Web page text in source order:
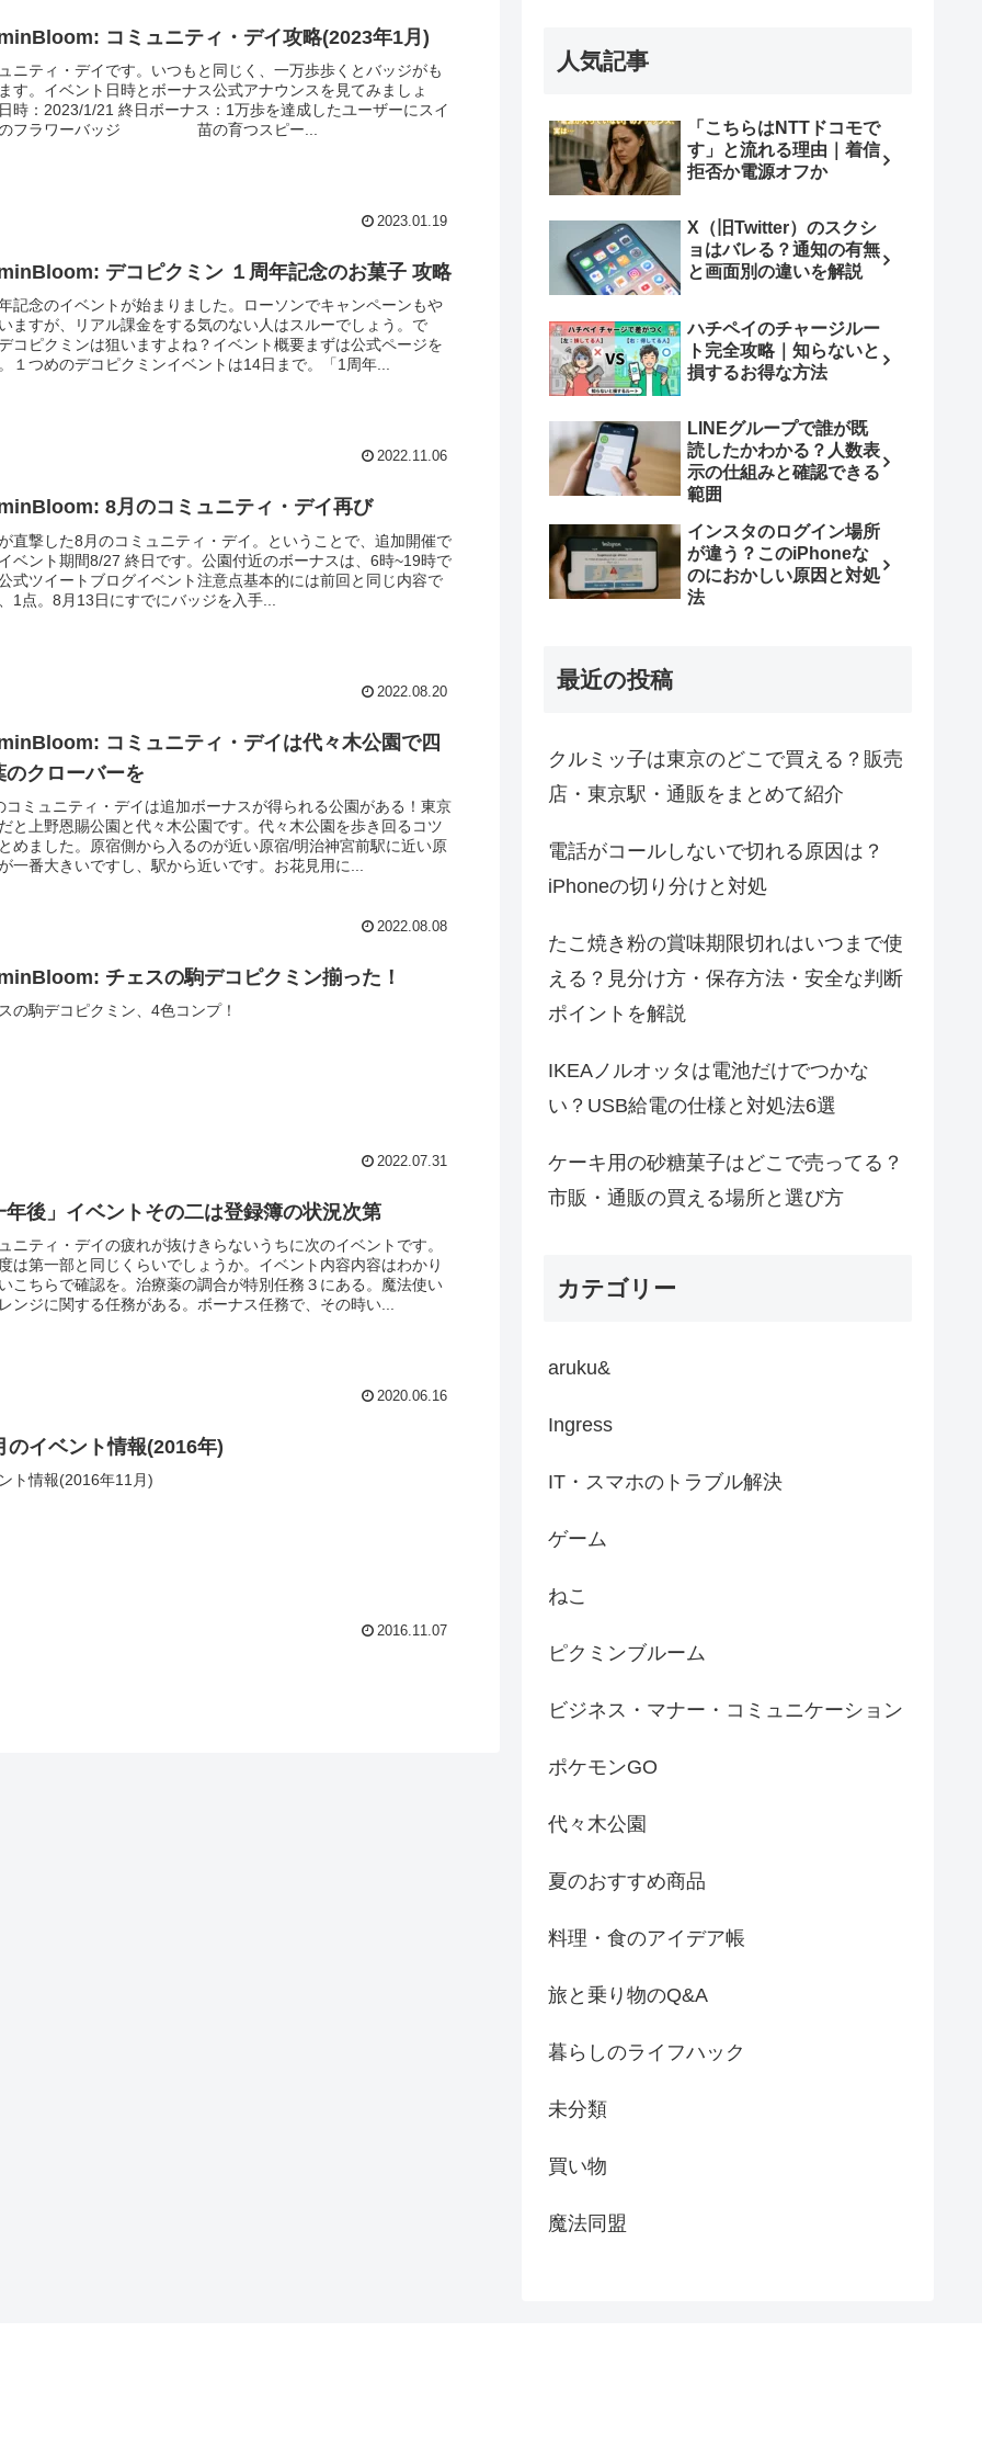
コミュニティ・デイ攻略(2023年1月)
ニティ・デイです。いつもと同じく、一万歩歩くとバッジがも
す。イベント日時とボーナス公式アナウンスを見てみましょ
時：2023/1/21 終日ボーナス：1万歩を達成したユーザーにスイ
のフラワーバッジ 苗の育つスピー...
2023.01.19
デコピクミン １周年記念のお菓子 攻略
記念のイベントが始まりました。ローソンでキャンペーンもや
ますが、リアル課金をする気のない人はスルーでしょう。で
コピクミンは狙いますよね？イベント概要まずは公式ページを
１つめのデコピクミンイベントは14日まで。「1周年...
2022.11.06
8月のコミュニティ・デイ再び
直撃した8月のコミュニティ・デイ。ということで、追加開催で
ベント期間8/27 終日です。公園付近のボーナスは、6時~19時で
式ツイートブログイベント注意点基本的には前回と同じ内容で
1点。8月13日にすでにバッジを入手...
2022.08.20
コミュニティ・デイは代々木公園で四
のクローバーを
コミュニティ・デイは追加ボーナスが得られる公園がある！東京
と上野恩賜公園と代々木公園です。代々木公園を歩き回るコツ
めました。原宿側から入るのが近い原宿/明治神宮前駅に近い原
一番大きいですし、駅から近いです。お花見用に...
2022.08.08
チェスの駒デコピクミン揃った！
の駒デコピクミン、4色コンプ！
2022.07.31
年後」イベントその二は登録簿の状況次第
ニティ・デイの疲れが抜けきらないうちに次のイベントです。
は第一部と同じくらいでしょうか。イベント内容内容はわかり
こちらで確認を。治療薬の調合が特別任務３にある。魔法使い
ンジに関する任務がある。ボーナス任務で、その時い...
2020.06.16
のイベント情報(2016年)
ト情報(2016年11月)
2016.11.07
人気記事
「こちらはNTTドコモで
す」と流れる理由｜着信
拒否か電源オフか
X（旧Twitter）のスクシ
ョはバレる？通知の有無
と画面別の違いを解説
ハチペイのチャージルー
ト完全攻略｜知らないと
損するお得な方法
LINEグループで誰が既
読したかわかる？人数表
示の仕組みと確認できる
範囲
インスタのログイン場所
が違う？このiPhoneな
のにおかしい原因と対処
法
最近の投稿
クルミッ子は東京のどこで買える？販売
店・東京駅・通販をまとめて紹介
電話がコールしないで切れる原因は？
iPhoneの切り分けと対処
たこ焼き粉の賞味期限切れはいつまで使
える？見分け方・保存方法・安全な判断
ポイントを解説
IKEAノルオッタは電池だけでつかな
い？USB給電の仕様と対処法6選
ケーキ用の砂糖菓子はどこで売ってる？
市販・通販の買える場所と選び方
カテゴリー
aruku&
Ingress
IT・スマホのトラブル解決
ゲーム
ねこ
ピクミンブルーム
ビジネス・マナー・コミュニケーション
ポケモンGO
代々木公園
夏のおすすめ商品
料理・食のアイデア帳
旅と乗り物のQ&A
暮らしのライフハック
未分類
買い物
魔法同盟